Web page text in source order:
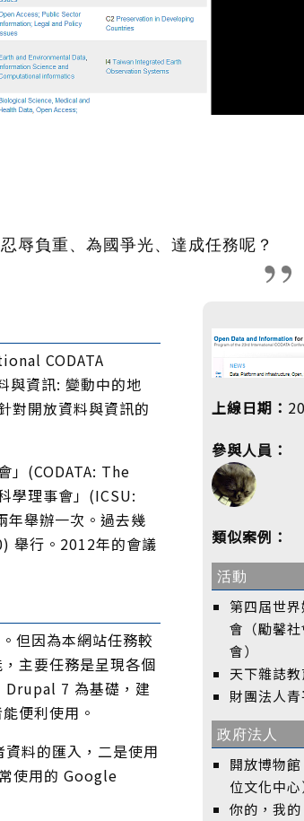
辱負重、為國爭光、達成任務呢？
CODATA
與資訊: 變動中的地
對開放資料與資訊的
」(CODATA: The
理事會」(ICSU:
舉辦一次。過去幾
舉行。2012年的會議
但因為本網站任務較
主要任務是呈現各個
Drupal 7 為基礎，建
便利使用。
料的匯入，二是使用
使用的 Google
上線日期：
參與人員：
類似案例：
活動
第四屆世
會（勵馨
會）
天下雜誌
財團法人
政府法人
開放博物
位文化中心
你的，我